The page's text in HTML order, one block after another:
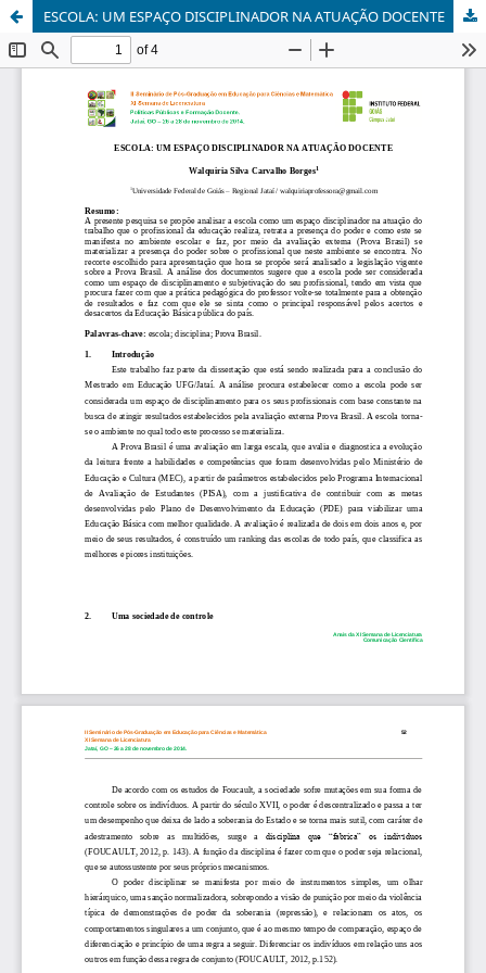
ESCOLA: UM ESPAÇO DISCIPLINADOR NA ATUAÇÃO DOCENTE